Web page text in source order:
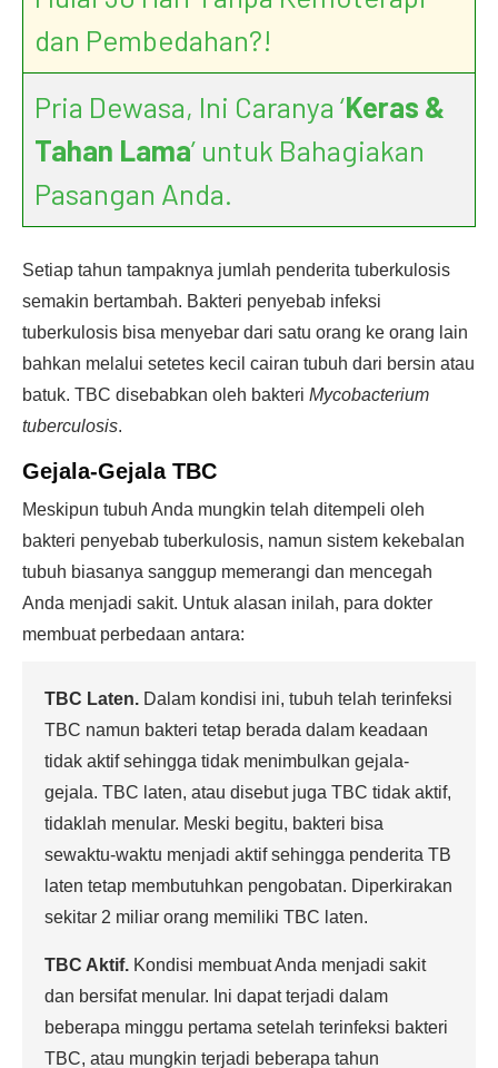
dan Pembedahan?!
Pria Dewasa, Ini Caranya ‘Keras &
Tahan Lama’ untuk Bahagiakan
Pasangan Anda.
Setiap tahun tampaknya jumlah penderita tuberkulosis
semakin bertambah. Bakteri penyebab infeksi
tuberkulosis bisa menyebar dari satu orang ke orang lain
bahkan melalui setetes kecil cairan tubuh dari bersin atau
batuk. TBC disebabkan oleh bakteri Mycobacterium
tuberculosis.
Gejala-Gejala TBC
Meskipun tubuh Anda mungkin telah ditempeli oleh
bakteri penyebab tuberkulosis, namun sistem kekebalan
tubuh biasanya sanggup memerangi dan mencegah
Anda menjadi sakit. Untuk alasan inilah, para dokter
membuat perbedaan antara:
TBC Laten. Dalam kondisi ini, tubuh telah terinfeksi
TBC namun bakteri tetap berada dalam keadaan
tidak aktif sehingga tidak menimbulkan gejala-
gejala. TBC laten, atau disebut juga TBC tidak aktif,
tidaklah menular. Meski begitu, bakteri bisa
sewaktu-waktu menjadi aktif sehingga penderita TB
laten tetap membutuhkan pengobatan. Diperkirakan
sekitar 2 miliar orang memiliki TBC laten.
TBC Aktif. Kondisi membuat Anda menjadi sakit
dan bersifat menular. Ini dapat terjadi dalam
beberapa minggu pertama setelah terinfeksi bakteri
TBC, atau mungkin terjadi beberapa tahun